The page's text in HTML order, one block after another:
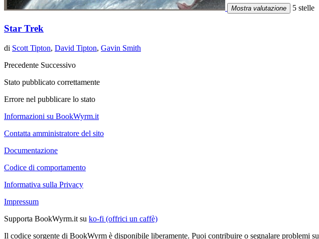
Mostra valutazione 5 stelle
Star Trek
di Scott Tipton, David Tipton, Gavin Smith
Precedente Successivo
Stato pubblicato correttamente
Errore nel pubblicare lo stato
Informazioni su BookWyrm.it
Contatta amministratore del sito
Documentazione
Codice di comportamento
Informativa sulla Privacy
Impressum
Supporta BookWyrm.it su ko-fi (offrici un caffè)
Il codice sorgente di BookWyrm è disponibile liberamente. Puoi contribuire o segnalare problemi su